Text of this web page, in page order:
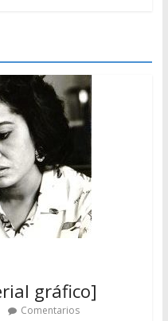
gráfico]
Comentarios